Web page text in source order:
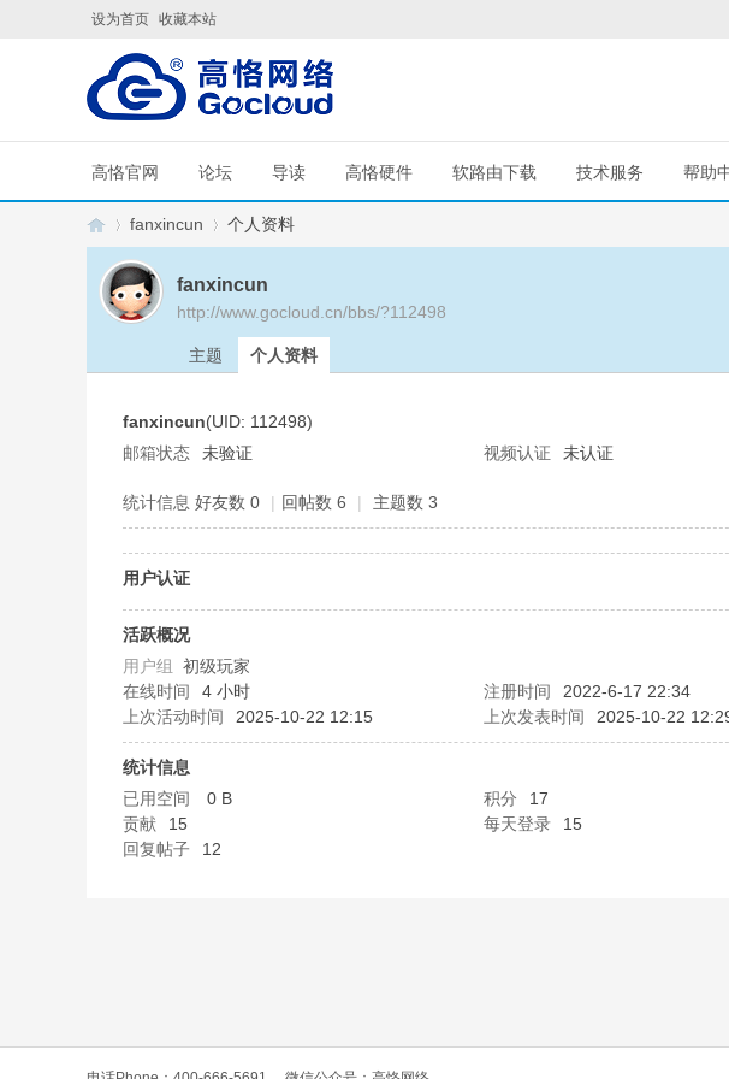
设为首页 收藏本站
高恪官网 论坛 导读 高恪硬件 软路由下载 技术服务 帮助
L
fanxincun 个人资料
fanxincun
http://www.gocloud.cn/bbs/?112498
主题 个人资料
fanxincun(UID: 112498)
邮箱状态
未验证 视频认证 未认证
统计信息 好友数 0 | 回帖数 6 | 主题数 3
用户认证
活跃概况
用户组 初级玩家
在线时间
4 小时 注册时间 2022-6-17 22:34
上次活动时间
2025-10-22 12:15 上次发表时间 2025-10-22
统计信息
已用空间
0 B 积分 17
贡献
15 每天登录 15
回复帖子
12